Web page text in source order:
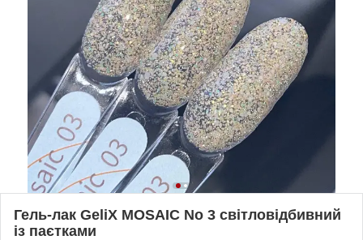
Гель-лак GeliX MOSAIC No 3 світловідбивний
із паєтками